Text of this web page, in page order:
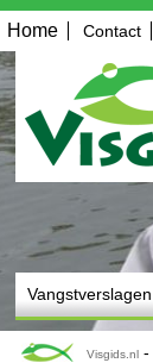
Home Contact
Vangstverslagen
Visgids.nl -